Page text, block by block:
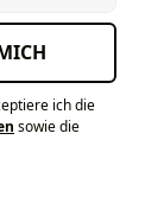
ich die
sowie die